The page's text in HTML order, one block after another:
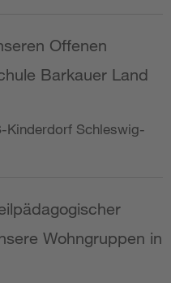
Offenen
Barkauer Land
Kinderdorf Schleswig-
Wohngruppen in